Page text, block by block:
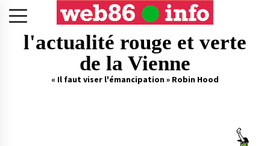
l'actualité rouge et verte
de la Vienne
« Il faut viser l'émancipation » Robin Hood